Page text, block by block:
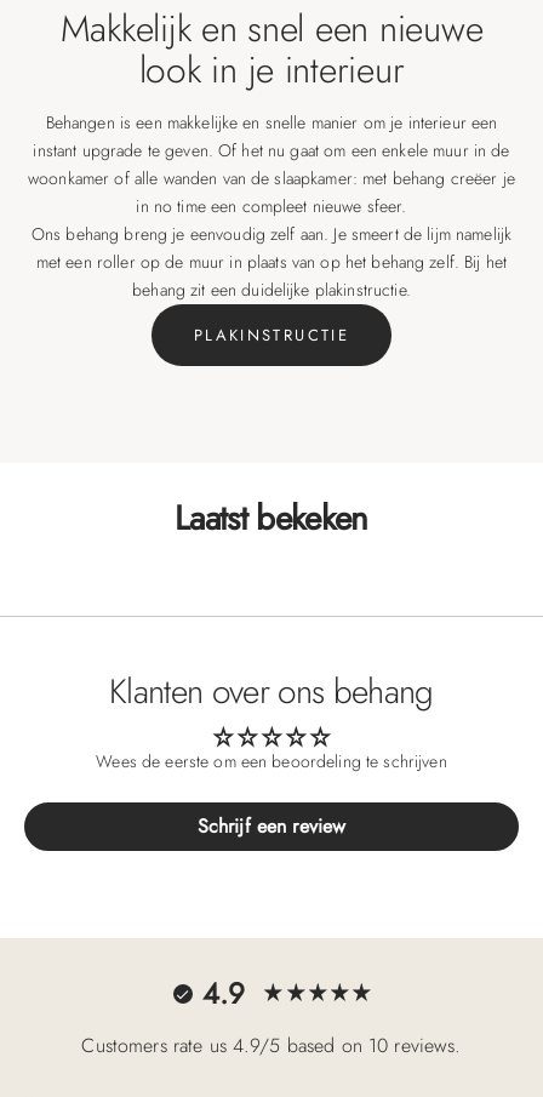
Makkelijk en snel een nieuwe
look in je interieur
Behangen is een makkelijke en snelle manier om je interieur een
instant upgrade te geven. Of het nu gaat om een enkele muur in de
woonkamer of alle wanden van de slaapkamer: met behang creëer je
in no time een compleet nieuwe sfeer.
Ons behang breng je eenvoudig zelf aan. Je smeert de lijm namelijk
met een roller op de muur in plaats van op het behang zelf. Bij het
behang zit een duidelijke plakinstructie.
PLAKINSTRUCTIE
Laatst bekeken
Klanten over ons behang
Wees de eerste om een beoordeling te schrijven
Schrijf een review
4.9
Customers rate us 4.9/5 based on 10 reviews.